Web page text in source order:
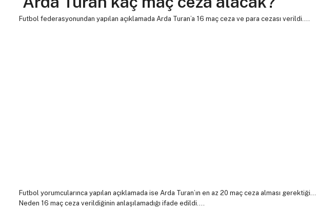
Futbol federasyonundan yapılan açıklamada Arda Turan’a 16 maç ceza ve para cezası verildi….
Futbol yorumcularınca yapılan açıklamada ise Arda Turan’ın en az 20 maç ceza alması gerektiği…
Neden 16 maç ceza verildiğinin anlaşılamadığı ifade edildi….